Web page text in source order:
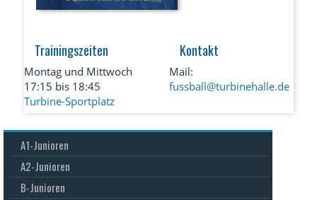
Trainingszeiten
Montag und Mittwoch
17:15 bis 18:45
Turbine-Sportplatz
Kontakt
Mail:
fussball@turbinehalle.de
Navigation
überspringen
A1-Junioren
A2-Junioren
B-Junioren
Navigation
überspringen
Navigation
überspringen